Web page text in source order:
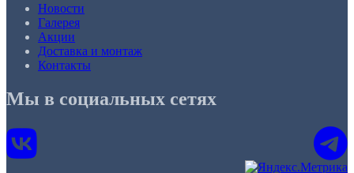
Новости
Галерея
Акции
Доставка и монтаж
Контакты
Мы в социальных сетях